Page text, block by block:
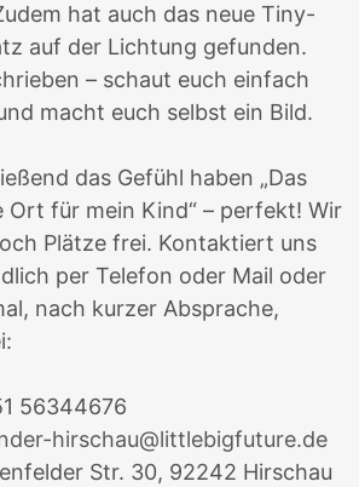
hat auch das neue Tiny-
auf der Lichtung gefunden.
– schaut euch einfach
macht euch selbst ein Bild.
das Gefühl haben „Das
für mein Kind“ – perfekt! Wir
Plätze frei. Kontaktiert uns
per Telefon oder Mail oder
nach kurzer Absprache,
56344676
hirschau@littlebigfuture.de
Str. 30, 92242 Hirschau